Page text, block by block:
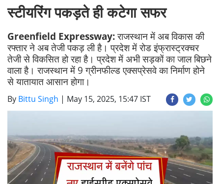
स्टीयरिंग पकड़ते ही कटेगा सफर
Greenfield Expressway:राजस्थान में अब विकास की
रफ्तार ने अब तेजी पकड़ ली है। प्रदेश में रोड इंफ्रास्ट्रक्चर
तेजी से विकसित हो रहा है। प्रदेश में अभी सड़कों का जाल बिछने
वाला है। राजस्थान में 9 ग्रीनफील्ड एक्सप्रेसवे का निर्माण होने
से यातायात आसान होगा।
By Bittu Singh | May 15, 2025, 15:47 IST